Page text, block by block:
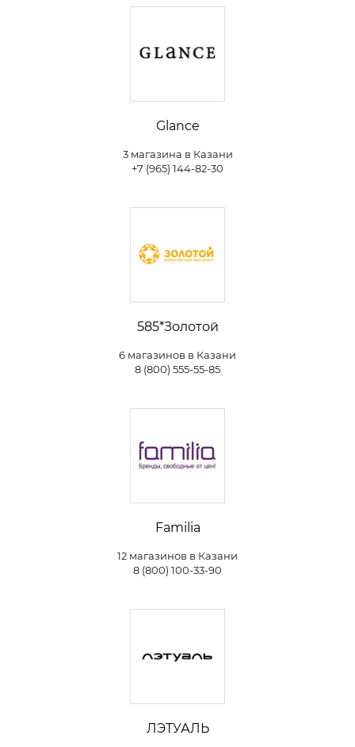
Glance
3 магазина в Казани
+7 (965) 144-82-30
585*Золотой
6 магазинов в Казани
8 (800) 555-55-85
Familia
12 магазинов в Казани
8­ (800) ­100-33-­90
ЛЭТУАЛЬ